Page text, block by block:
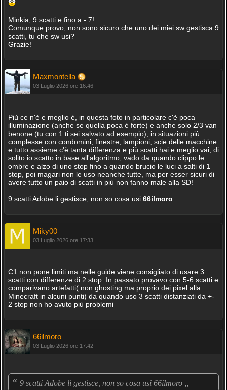
Minkia, 9 scatti e fino a - 7!
Comunque provo, non sono sicuro che uno dei miei sw gestisca 9
scatti, tu che sw usi?
Grazie!
Maxmontella
03 Luglio 2026 ore 16:46
Più ce n'è e meglio è, in questa foto in particolare c'è poca
illuminazione (anche se quella poca è forte) e anche solo 2/3 van
benone (tu con 1 ti sei salvato ad esempio); in situazioni più
complesse con condomini, finestre, lampioni, scie delle macchine
e tutto assieme c'è tanta differenza e più scatti hai e meglio vai; di
solito io scatto in base all'algoritmo, vado da quando clippo le
ombre e alzo di uno stop fino a quando brucio le luci a salti di 1
stop, poi magari non le uso neanche tutte, ma per esser sicuri di
avere tutto un paio di scatti in più non fanno male alla SD!
9 scatti Adobe li gestisce, non so cosa usi 66ilmoro
Miky00
03 Luglio 2026 ore 17:33
C1 non pone limiti ma nelle guide viene consigliato di usare 3
scatti con differenze di 2 stop. In passato provavo con 5-6 scatti e
comparivano artefatti( non ghosting ma proprio dei pixel alla
Minecraft in alcuni punti) da quando uso 3 scatti distanziati da +-
2 stop non ho avuto più problemi
66ilmoro
03 Luglio 2026 ore 17:42
“ 9 scatti Adobe li gestisce, non so cosa usi 66ilmoro „